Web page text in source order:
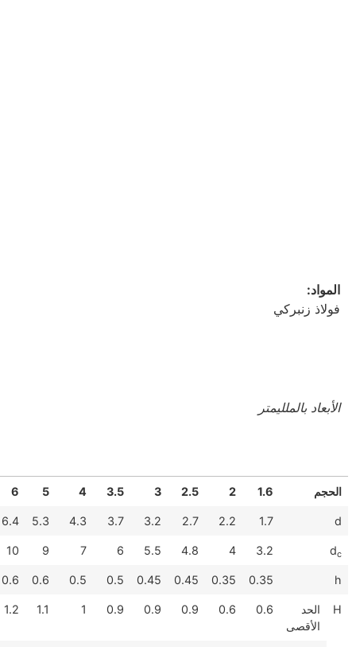
3
4
6
6.35
7
11.1
3.2
4.3
5.3
6.4
6.7
7.4
8.4
10.5
11.6
5.5
7
10
9.5
12
13
15.9
0.45
0.5
0.6
0.6
0.6
0.7
0.7
0.9
0.9
0.9
1
1.1
1.2
1.2
1.3
1.4
1.6